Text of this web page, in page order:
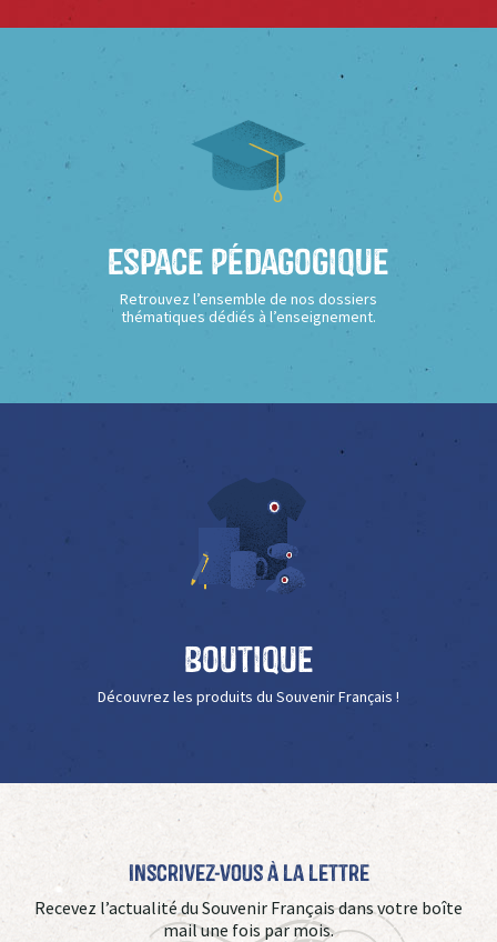
Espace Pédagogique
Retrouvez l’ensemble de nos dossiers
thématiques dédiés à l’enseignement.
Boutique
Découvrez les produits du Souvenir Français !
Inscrivez-vous à La Lettre
Recevez l’actualité du Souvenir Français dans votre boîte
mail une fois par mois.